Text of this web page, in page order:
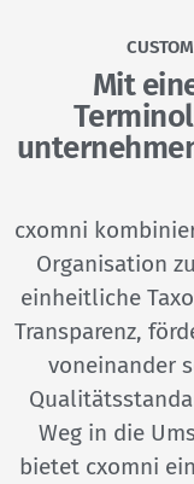
Mit
cxomni
Organisation
einheitliche
Transparenz,
voneinander
Weg in die
bietet cxomni